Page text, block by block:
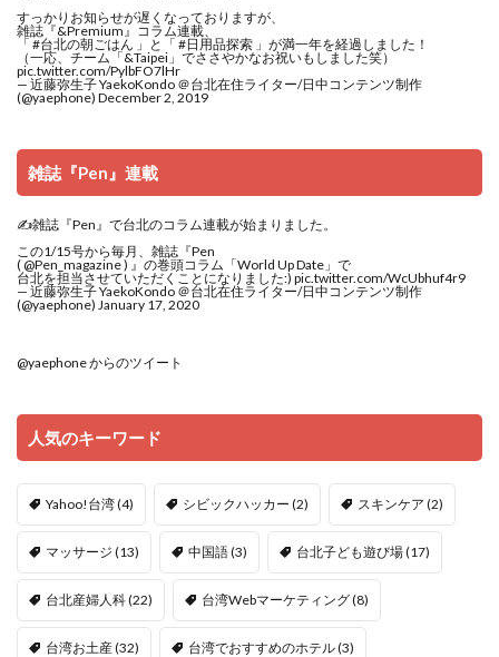
すっかりお知らせが遅くなっておりますが、
雑誌『&Premium』コラム連載、
「 #台北の朝ごはん 」と「 #日用品探索 」が満一年を経過しました！
（一応、チーム「&Taipei」でささやかなお祝いもしました笑）
pic.twitter.com/PylbFO7lHr
— 近藤弥生子 YaekoKondo ＠台北在住ライター/日中コンテンツ制作
(@yaephone) December 2, 2019
雑誌『Pen』連載
✍️雑誌『Pen』で台北のコラム連載が始まりました。
この1/15号から毎月、雑誌『Pen
( @Pen_magazine) 』の巻頭コラム「World Up Date」で
台北を担当させていただくことになりました:) pic.twitter.com/WcUbhuf4r9
— 近藤弥生子 YaekoKondo ＠台北在住ライター/日中コンテンツ制作
(@yaephone) January 17, 2020
@yaephone からのツイート
人気のキーワード
Yahoo!台湾(4) シビックハッカー (2) スキンケア (2)
マッサージ (13) 中国語(3) 台北子ども遊び場(17)
台北産婦人科(22) 台湾Webマーケティング(8)
台湾お土産(32) 台湾でおすすめのホテル(3)